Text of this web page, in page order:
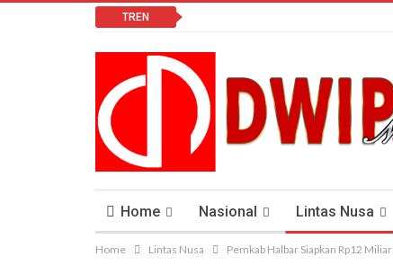
TREN
Home Nasional Lintas Nusa
Lomba Vlog Cendana News Peduli
Home Lintas Nusa Pemkab Halbar Siapkan Rp12